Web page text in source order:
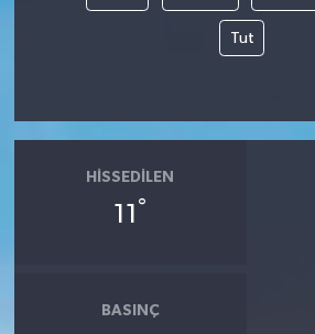
Tut
HISSEDILEN
11 °
BASINÇ